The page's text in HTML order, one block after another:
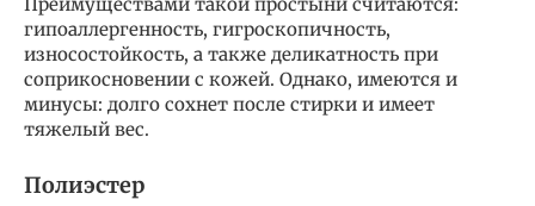
гипоаллергенность, гигроскопичность,
износостойкость, а также деликатность при
соприкосновении с кожей. Однако, имеются и
минусы: долго сохнет после стирки и имеет
тяжелый вес.
Полиэстер